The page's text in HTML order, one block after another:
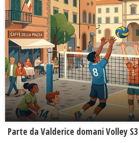
Parte da Valderice domani Volley